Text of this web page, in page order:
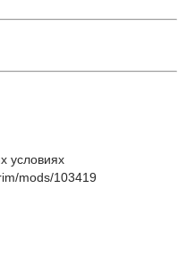
условиях
mods/103419